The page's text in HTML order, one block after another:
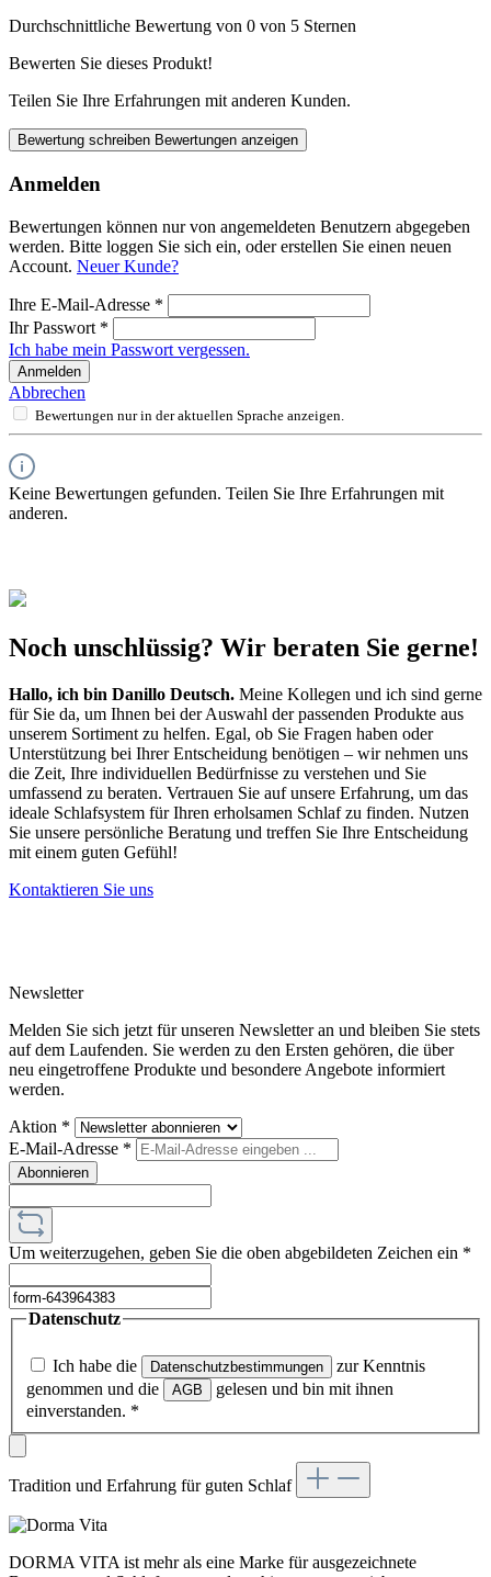
Durchschnittliche Bewertung von 0 von 5 Sternen
Bewerten Sie dieses Produkt!
Teilen Sie Ihre Erfahrungen mit anderen Kunden.
Bewertung schreiben Bewertungen anzeigen
Anmelden
Bewertungen können nur von angemeldeten Benutzern abgegeben
werden. Bitte loggen Sie sich ein, oder erstellen Sie einen neuen
Account. Neuer Kunde?
Ihre E-Mail-Adresse *
Ihr Passwort *
Ich habe mein Passwort vergessen.
Anmelden
Abbrechen
Bewertungen nur in der aktuellen Sprache anzeigen.
Keine Bewertungen gefunden. Teilen Sie Ihre Erfahrungen mit
anderen.
Noch unschlüssig? Wir beraten Sie gerne!
Hallo, ich bin Danillo Deutsch. Meine Kollegen und ich sind gerne
für Sie da, um Ihnen bei der Auswahl der passenden Produkte aus
unserem Sortiment zu helfen. Egal, ob Sie Fragen haben oder
Unterstützung bei Ihrer Entscheidung benötigen – wir nehmen uns
die Zeit, Ihre individuellen Bedürfnisse zu verstehen und Sie
umfassend zu beraten. Vertrauen Sie auf unsere Erfahrung, um das
ideale Schlafsystem für Ihren erholsamen Schlaf zu finden. Nutzen
Sie unsere persönliche Beratung und treffen Sie Ihre Entscheidung
mit einem guten Gefühl!
Kontaktieren Sie uns
Newsletter
Melden Sie sich jetzt für unseren Newsletter an und bleiben Sie stets
auf dem Laufenden. Sie werden zu den Ersten gehören, die über
neu eingetroffene Produkte und besondere Angebote informiert
werden.
Aktion *
E-Mail-Adresse *
Abonnieren
Um weiterzugehen, geben Sie die oben abgebildeten Zeichen ein *
Datenschutz
Ich habe die Datenschutzbestimmungen
zur Kenntnis
genommen und die
AGB
gelesen und bin mit ihnen
einverstanden. *
Tradition und Erfahrung für guten Schlaf
DORMA VITA ist mehr als eine Marke für ausgezeichnete